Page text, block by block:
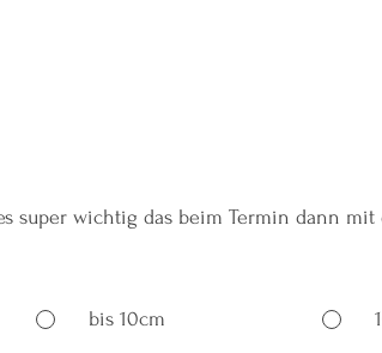
super wichtig das beim Termin dann
bis 10cm